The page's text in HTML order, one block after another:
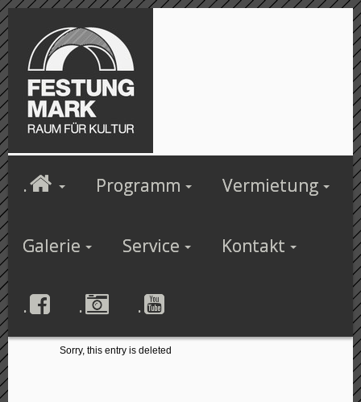
. Programm Vermietung
Galerie Service Kontakt
. . .
Sorry, this entry is deleted